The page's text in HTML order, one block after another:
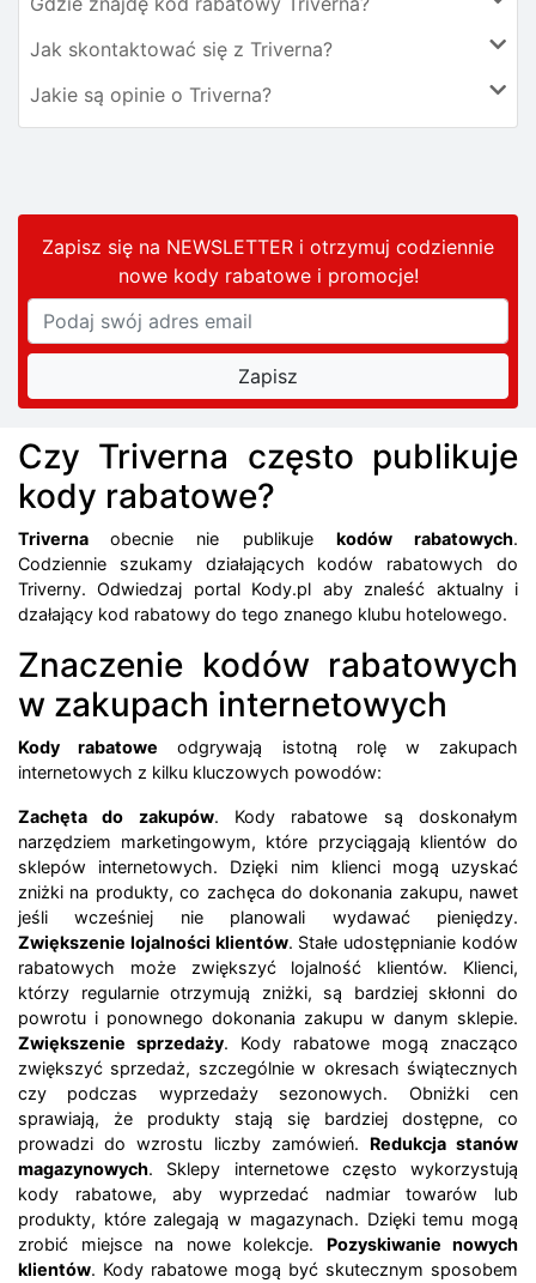
Jak skontaktować się z Triverna?
Jakie są opinie o Triverna?
Zapisz się na NEWSLETTER i otrzymuj codziennie
nowe kody rabatowei promocje!
Czy Triverna często publikuje
kody rabatowe?
Trivernaobecnie nie publikuje kodów rabatowych.
Codziennie szukamy działających kodów rabatowych do
Triverny. Odwiedzaj portal Kody.pl aby znaleść aktualny i
dzałający kod rabatowy do tego znanego klubu hotelowego.
Znaczenie kodów rabatowych
w zakupach internetowych
Kody rabatowe odgrywają istotną rolę w zakupach
internetowych z kilku kluczowych powodów:
Zachęta do zakupów. Kody rabatowe są doskonałym
narzędziem marketingowym, które przyciągają klientów do
sklepów internetowych. Dzięki nim klienci mogą uzyskać
zniżki na produkty, co zachęca do dokonania zakupu, nawet
jeśli wcześniej nie planowali wydawać pieniędzy.
Zwiększenie lojalności klientów. Stałe udostępnianie kodów
rabatowych może zwiększyć lojalność klientów. Klienci,
którzy regularnie otrzymują zniżki, są bardziej skłonni do
powrotu i ponownego dokonania zakupu w danym sklepie.
Zwiększenie sprzedaży. Kody rabatowe mogą znacząco
zwiększyć sprzedaż, szczególnie w okresach świątecznych
czy podczas wyprzedaży sezonowych. Obniżki cen
sprawiają, że produkty stają się bardziej dostępne, co
prowadzi do wzrostu liczby zamówień. Redukcja stanów
magazynowych. Sklepy internetowe często wykorzystują
kody rabatowe, aby wyprzedać nadmiar towarów lub
produkty, które zalegają w magazynach. Dzięki temu mogą
zrobić miejsce na nowe kolekcje. Pozyskiwanie nowych
klientów. Kody rabatowe mogą być skutecznym sposobem